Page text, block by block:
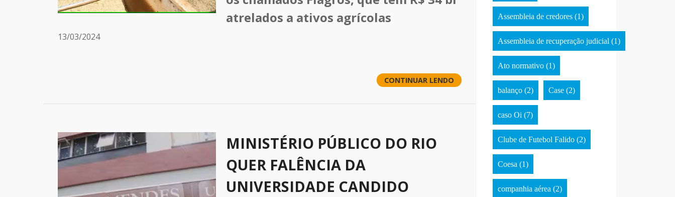
atrelados a ativos agrícolas
13/03/2024
CONTINUAR LENDO
MINISTÉRIO PÚBLICO DO RIO
QUER FALÊNCIA DA
UNIVERSIDADE CANDIDO
Assembleia de credores (1)
Assembleia de recuperação judicial (1)
Ato normativo (1)
balanço (2) Case (2)
caso Oi (7)
Clube de Futebol Falido (2)
Coesa (1)
companhia aérea (2)